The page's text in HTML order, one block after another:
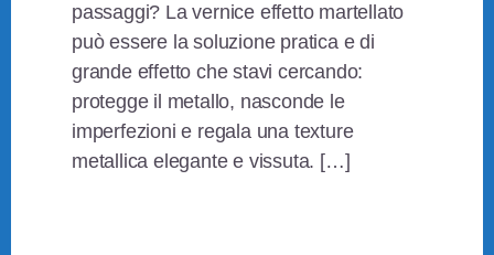
passaggi? La vernice effetto martellato
può essere la soluzione pratica e di
grande effetto che stavi cercando:
protegge il metallo, nasconde le
imperfezioni e regala una texture
metallica elegante e vissuta. […]